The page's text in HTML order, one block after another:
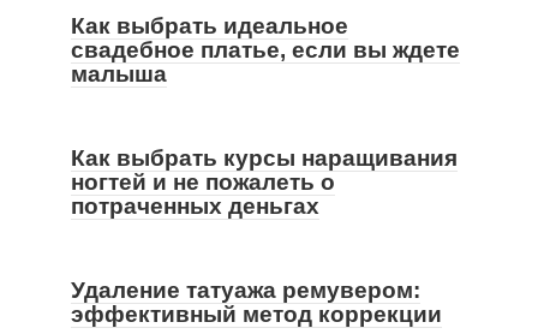
Как выбрать идеальное
свадебное платье, если вы ждете
малыша
Как выбрать курсы наращивания
ногтей и не пожалеть о
потраченных деньгах
Удаление татуажа ремувером:
эффективный метод коррекции